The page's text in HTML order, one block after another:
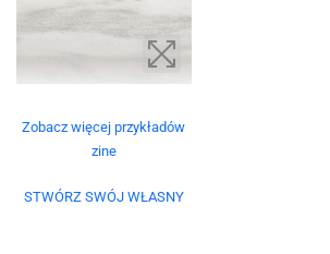
Zobacz więcej przykładów
zine
STWÓRZ SWÓJ WŁASNY